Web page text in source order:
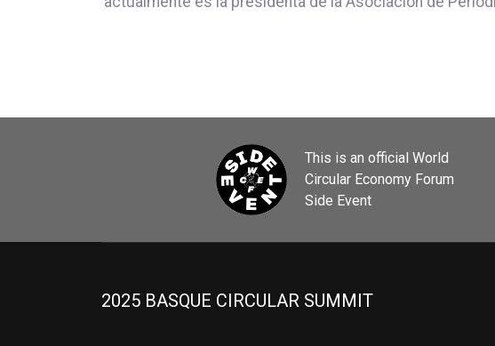
This is an official World
Circular Economy Forum
Side Event
2025 BASQUE CIRCULAR SUMMIT